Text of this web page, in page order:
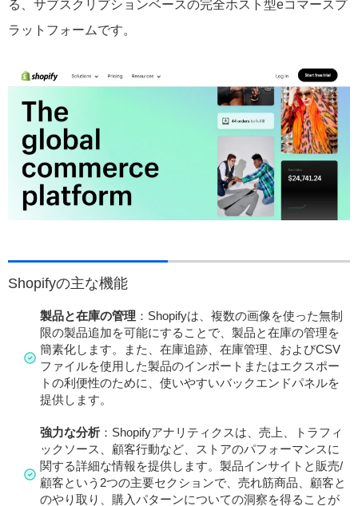
る、サブスクリプションベースの完全ホスト型eコマースプ
ラットフォームです。
Shopifyの主な機能
製品と在庫の管理 ：Shopifyは、複数の画像を使った無制
限の製品追加を可能にすることで、製品と在庫の管理を
簡素化します。また、在庫追跡、在庫管理、およびCSV
ファイルを使用した製品のインポートまたはエクスポー
トの利便性のために、使いやすいバックエンドパネルを
提供します。
強力な分析 ：Shopifyアナリティクスは、売上、トラフィ
ックソース、顧客行動など、ストアのパフォーマンスに
関する詳細な情報を提供します。製品インサイトと販売/
顧客という2つの主要セクションで、売れ筋商品、顧客と
のやり取り、購入パターンについての洞察を得ることが